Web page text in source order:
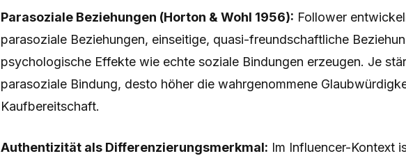
Parasoziale Beziehungen (Horton & Wohl 1956): Follower
parasoziale Beziehungen, einseitige, quasi-freundschaftliche
psychologische Effekte wie echte soziale Bindungen erzeugen. Je
parasoziale Bindung, desto höher die wahrgenommene
Kaufbereitschaft.
Authentizität als Differenzierungsmerkmal: Im Influencer-Kontext